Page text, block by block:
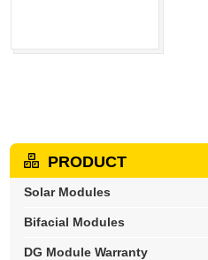
PRODUCT
Solar Modules
Bifacial Modules
DG Module Warranty